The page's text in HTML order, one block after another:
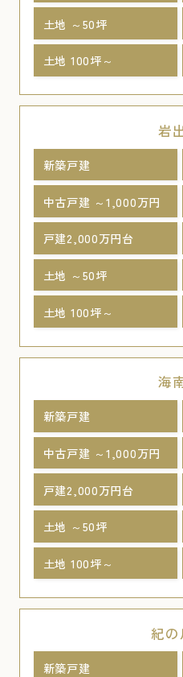
土地 ～50坪
土地 100坪～
岩
新築戸建
中古戸建 ～1,000万円
戸建2,000万円台
土地 ～50坪
土地 100坪～
海
新築戸建
中古戸建 ～1,000万円
戸建2,000万円台
土地 ～50坪
土地 100坪～
紀の
新築戸建